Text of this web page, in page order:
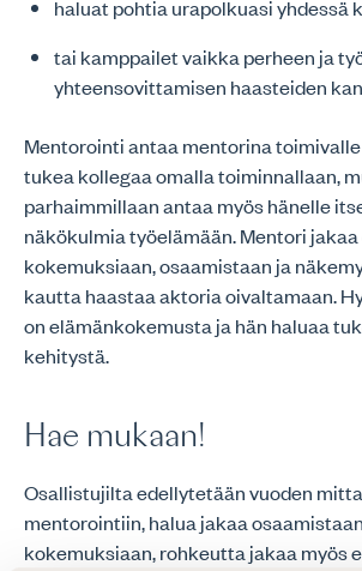
haluat pohtia urapolkuasi yhdessä
tai kamppailet vaikka perheen ja
yhteensovittamisen haasteiden
Mentorointi antaa mentorina
tukea kollegaa omalla toiminnallaan,
parhaimmillaan antaa myös hänelle
näkökulmia työelämään. Mentori jakaa
kokemuksiaan, osaamistaan ja
kautta haastaa aktoria oivaltamaan.
on elämänkokemusta ja hän haluaa
kehitystä.
Hae mukaan!
Osallistujilta edellytetään vuoden
mentorointiin, halua jakaa
kokemuksiaan, rohkeutta jakaa myös